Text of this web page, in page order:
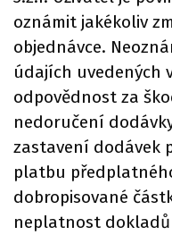
oznámit jakékoliv
objednávce.
údajích uvedených
odpovědnost za
nedoručení
zastavení dodávek
platbu
dobropisované
neplatnost dokladů